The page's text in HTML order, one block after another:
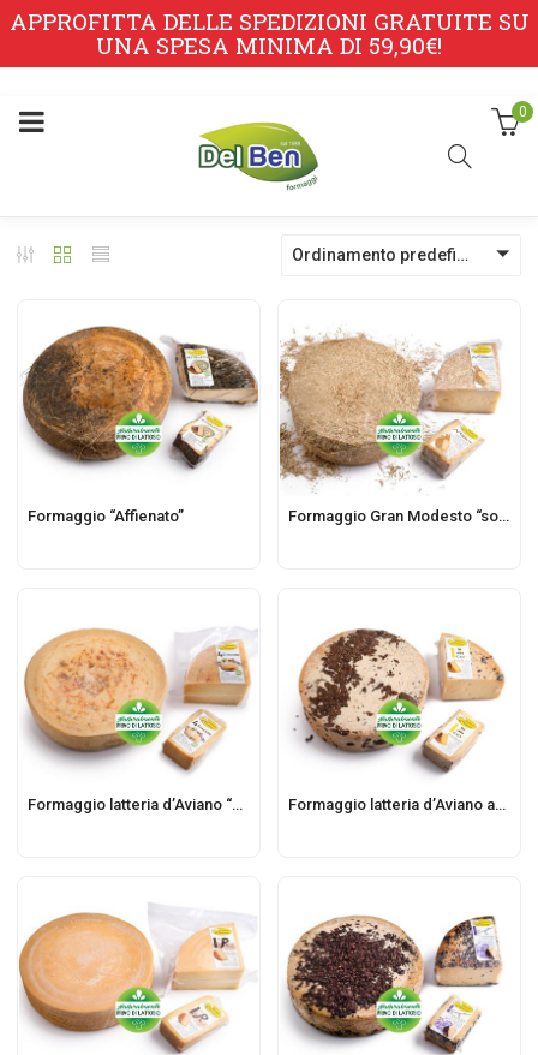
APPROFITTA DELLE SPEDIZIONI GRATUITE SU
UNA SPESA MINIMA DI 59,90€!
0
Ordinamento predefinito
Formaggio “Affienato” Formaggio Gran Modesto “sottopaglia”
Formaggio latteria d’Aviano “Quattro stagioni” Formaggio latteria d’Aviano affinato in “bacche bianche”